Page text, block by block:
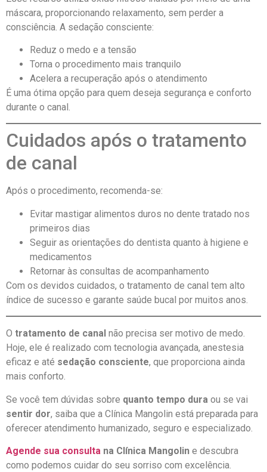
máscara, proporcionando relaxamento, sem perder a
consciência. A sedação consciente:
Reduz o medo e a tensão
Torna o procedimento mais tranquilo
Acelera a recuperação após o atendimento
É uma ótima opção para quem deseja segurança e conforto
durante o canal.
Cuidados após o tratamento
de canal
Após o procedimento, recomenda-se:
Evitar mastigar alimentos duros no dente tratado nos
primeiros dias
Seguir as orientações do dentista quanto à higiene e
medicamentos
Retornar às consultas de acompanhamento
Com os devidos cuidados, o tratamento de canal tem alto
índice de sucesso e garante saúde bucal por muitos anos.
O tratamento de canal não precisa ser motivo de medo.
Hoje, ele é realizado com tecnologia avançada, anestesia
eficaz e até sedação consciente, que proporciona ainda
mais conforto.
Se você tem dúvidas sobre quanto tempo dura ou se vai
sentir dor, saiba que a Clínica Mangolin está preparada para
oferecer atendimento humanizado, seguro e especializado.
Agende sua consulta na Clínica Mangolin e descubra
como podemos cuidar do seu sorriso com excelência.